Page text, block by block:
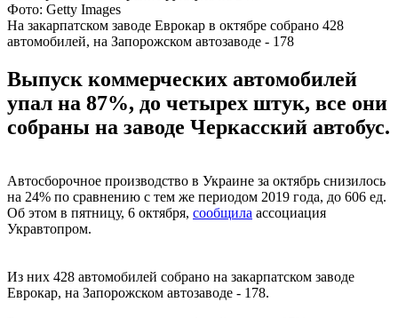
Фото: Getty Images
На закарпатском заводе Еврокар в октябре собрано 428
автомобилей, на Запорожском автозаводе - 178
Выпуск коммерческих автомобилей
упал на 87%, до четырех штук, все они
собраны на заводе Черкасский автобус.
Автосборочное производство в Украине за октябрь снизилось
на 24% по сравнению с тем же периодом 2019 года, до 606 ед.
Об этом в пятницу, 6 октября, сообщила ассоциация
Укравтопром.
Из них 428 автомобилей собрано на закарпатском заводе
Еврокар, на Запорожском автозаводе - 178.